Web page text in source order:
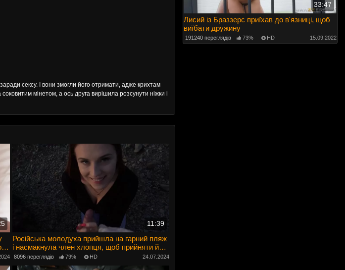
заради сексу. І вони змогли його отримати, адже крихтам
мінетом, а ось друга вирішила розсунути ніжки і
11:39
Російська молодуха прийшла на гарний пляж
і насмакнула член хлопця, щоб прийняти його
в пизду
8096 переглядів 79% HD 24.07.2024
33:47
Лисий із Браззерс приїхав до в'язниці, щоб
виїбати дружину
191240 переглядів 73% HD 15.09.2022